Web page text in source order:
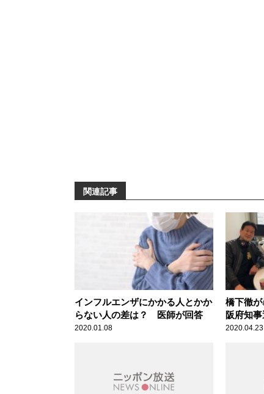
関連記事
インフルエンザにかかる人とかか
らない人の差は？ 医師が回答
2020.01.08
橋下徹
阪府知
す」
2020.04.23